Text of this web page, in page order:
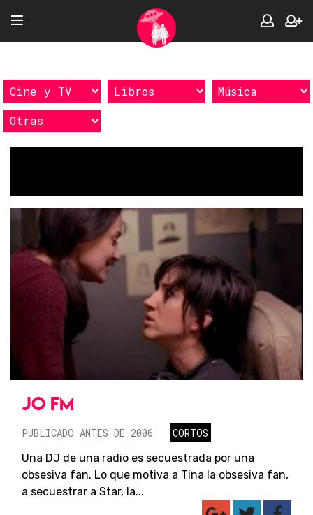
JO FM
PUBLICADO ANTES DE 2006
CORTOS
Una DJ de una radio es secuestrada por una
obsesiva fan. Lo que motiva a Tina la obsesiva fan,
a secuestrar a Star, la...